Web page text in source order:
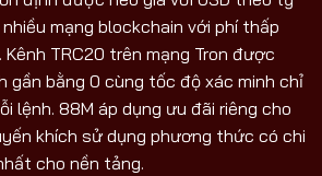
nhiều mạng blockchain với phí thấp
TRC20 trên mạng Tron được
gần bằng 0 cùng tốc độ xác minh chỉ
lệnh. 88M áp dụng ưu đãi riêng cho
khích sử dụng phương thức có chi
cho nền tảng.